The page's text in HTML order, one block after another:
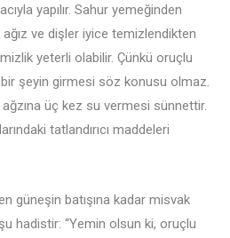
yapılır. Sahur yemeğinden
ve dişler iyice temizlendikten
yeterli olabilir. Çünkü oruçlu
bir şeyin girmesi söz konusu olmaz.
ağzına üç kez su vermesi sünnettir.
tatlandırıcı maddeleri
güneşin batışına kadar misvak
hadistir: “Yemin olsun ki, oruçlu